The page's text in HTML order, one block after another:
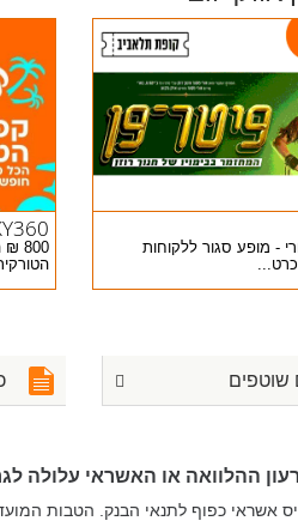
- מופע סגור ללקוחות
שוטפים
ההלוואה או האשראי עלולה
אשראי כפוף לתנאי הבנק. הטבות